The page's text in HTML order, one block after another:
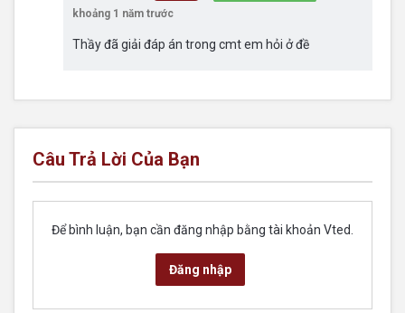
khoảng 1 năm trước
Thầy đã giải đáp án trong cmt em hỏi ở đề
Câu Trả Lời Của Bạn
Để bình luận, bạn cần đăng nhập bằng tài khoản Vted.
Đăng nhập